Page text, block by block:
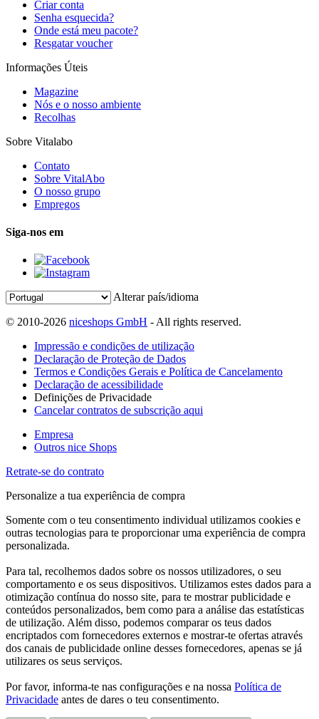
Criar conta
Senha esquecida?
Onde está meu pacote?
Resgatar voucher
Informações Úteis
Magazine
Nós e o nosso ambiente
Recolhas
Sobre Vitalabo
Contato
Sobre VitalAbo
O nosso grupo
Empregos
Siga-nos em
Alterar país/idioma
© 2010-2026 niceshops GmbH - All rights reserved.
Impressão e condições de utilização
Declaração de Proteção de Dados
Termos e Condições Gerais e Política de Cancelamento
Declaração de acessibilidade
Definições de Privacidade
Cancelar contratos de subscrição aqui
Empresa
Outros nice Shops
Retrate-se do contrato
Personalize a tua experiência de compra
Somente com o teu consentimento individual utilizamos cookies e
outras tecnologias para te proporcionar uma experiência de compra
personalizada.
Para tal, recolhemos dados sobre os nossos utilizadores, o seu
comportamento e os seus dispositivos. Utilizamos estes dados para a
otimização contínua do nosso site, para te mostrar publicidade e
conteúdos personalizados, bem como para a análise das estatísticas
de utilização. Além disso, podemos comparar os teus dados
encriptados com fornecedores externos e mostrar-te ofertas através
dos canais de publicidade online desses fornecedores, apenas se já
utilizares os seus serviços.
Por favor, informa-te nas configurações e na nossa Política de
Privacidade antes de dares o teu consentimento.